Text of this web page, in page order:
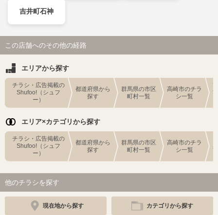
吉井町石神
この店舗へのその他の経路
エリアから探す
チラシ・広告掲載の
Shufoo!（シュフ
ー）
都道府県から
探す
群馬県の市区
町村一覧
高崎市のチラ
シ一覧
エリア×カテゴリから探す
チラシ・広告掲載の
Shufoo!（シュフ
ー）
都道府県から
探す
群馬県の市区
町村一覧
高崎市のチラ
シ一覧
他のチラシを探す
現在地から探す カテゴリから探す